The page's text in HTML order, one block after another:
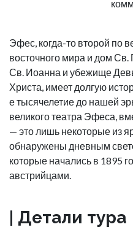
Эфес, когда-то второй по
восточного мира и дом Св.
Св. Иоанна и убежище
Христа, имеет долгую
е тысячелетие до нашей
великого театра Эфеса,
— это лишь некоторые из
обнаружены дневным
которые начались в 1895
австрийцами.
| Детали тура